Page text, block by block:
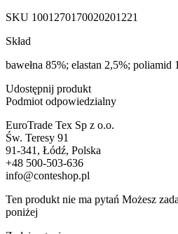
SKU 1001270170020201221
Skład
bawełna 85%; elastan 2,5%; poliamid
Udostępnij produkt
Podmiot odpowiedzialny
EuroTrade Tex Sp z o.o.
Św. Teresy 91
91-341, Łódź, Polska
+48 500-503-636
info@conteshop.pl
Ten produkt nie ma pytań Możesz
poniżej